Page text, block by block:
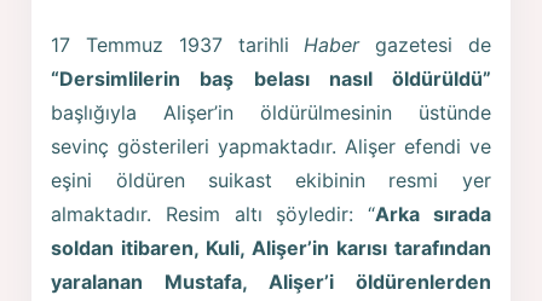
17 Temmuz 1937 tarihli Habergazetesi de
“Dersimlilerin baş belası nasıl öldürüldü”
başlığıyla Alişer’in öldürülmesinin üstünde
sevinç gösterileri yapmaktadır. Alişer efendi ve
eşini öldüren suikast ekibinin resmi yer
almaktadır. Resim altı şöyledir: “Arka sırada
soldan itibaren, Kuli, Alişer’in karısı tarafından
yaralanan Mustafa, Alişer’i öldürenlerden